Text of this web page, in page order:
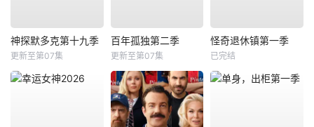
神探默多克第十九季
更新至第07集
百年孤独第二季
更新至第07集
怪奇退休镇第一季
已完结